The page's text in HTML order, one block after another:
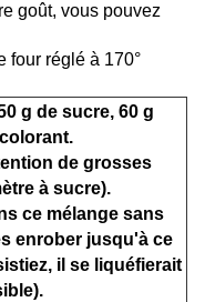
goût, vous pouvez
four réglé à 170°
g de sucre, 60 g
de grosses
à sucre).
ce mélange sans
enrober jusqu'à ce
il se liquéfierait